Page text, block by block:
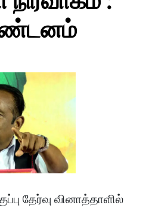
தேர்வு வினாத்தாளில்